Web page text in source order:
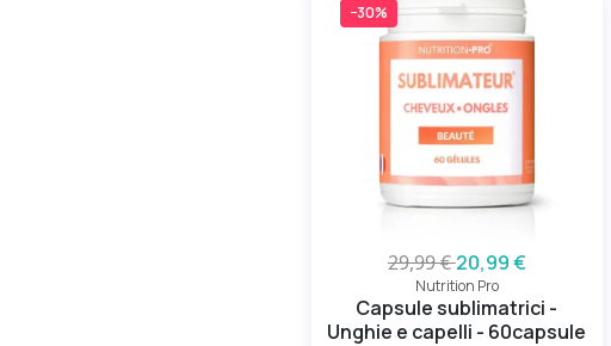
−30%
29,99 €20,99 €
Nutrition Pro
Capsule sublimatrici -
Unghie e capelli - 60capsule